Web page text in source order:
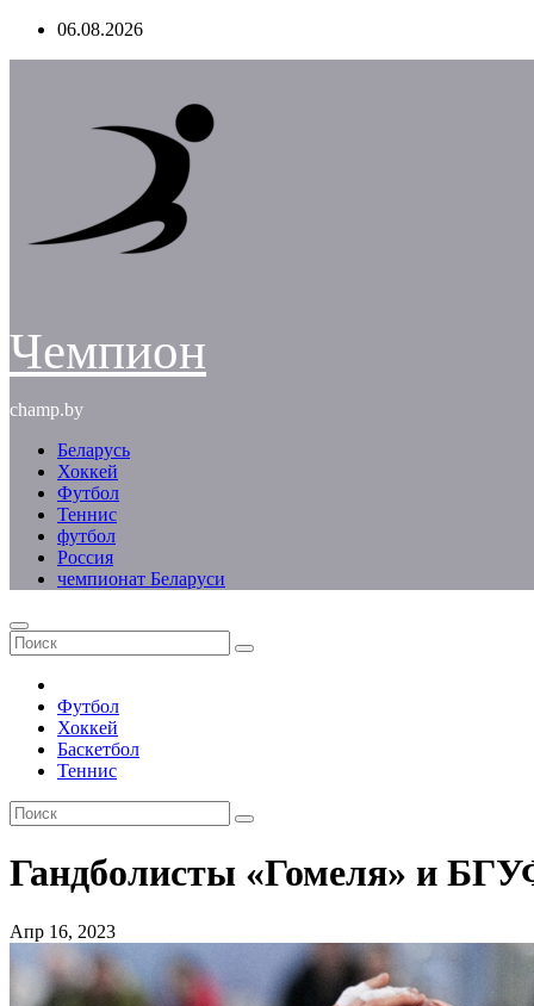
Перейти06.08.2026
Чемпион
champ.by
Беларусь
Хоккей
Футбол
Теннис
футбол
Россия
чемпионат Беларуси
Футбол
Хоккей
Баскетбол
Теннис
Гандболисты «Гомеля» и
Апр 16, 2023